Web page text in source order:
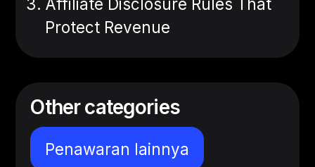
Protect Revenue
Other categories
Penawaran lainnya